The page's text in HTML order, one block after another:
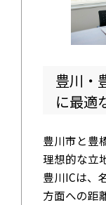
豊川・
に最適
豊川市と豊
理想的な立
豊川ICは、
方面への距